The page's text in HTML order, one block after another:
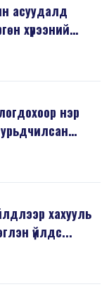
асуудалд
хүрээний
нэр
хахууль
үйлдс...